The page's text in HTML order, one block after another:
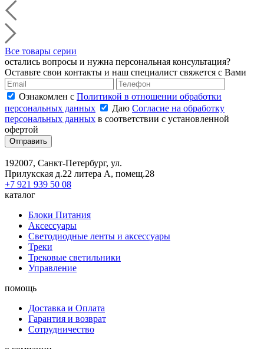
Все товары серии
остались вопросы и нужна персональная консультация?
Оставьте свои контакты и наш специалист свяжется с Вами
Ознакомлен с Политикой в отношении обработки
персональных данных
Даю Согласие на обработку
персональных данных в соответствии с установленной
офертой
Отправить
192007, Санкт-Петербург, ул.
Прилукская д.22 литера А, помещ.28
+7 921 939 50 08
каталог
Блоки Питания
Аксессуары
Светодиодные ленты и аксессуары
Треки
Трековые светильники
Управление
помощь
Доставка и Оплата
Гарантия и возврат
Сотрудничество